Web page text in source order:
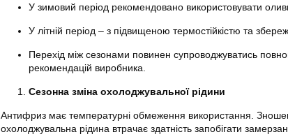
У зимовий період рекомендовано використовувати
У літній період – з підвищеною термостійкістю та
Перехід між сезонами повинен супроводжуватись
рекомендацій виробника.
Сезонна зміна охолоджувальної рідини
Антифриз має температурні обмеження використання.
охолоджувальна рідина втрачає здатність запобігати